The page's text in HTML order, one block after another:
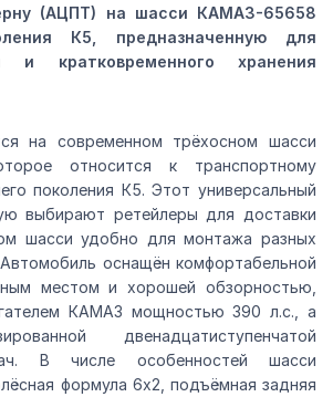
(АЦПТ) на шасси КАМАЗ-65658
К5, предназначенную для
и кратковременного хранения
на современном трёхосном шасси
относится к транспортному
поколения К5. Этот универсальный
выбирают ретейлеры для доставки
шасси удобно для монтажа разных
оснащён комфортабельной
местом и хорошей обзорностью,
КАМАЗ мощностью 390 л.с., а
двенадцатиступенчатой
В числе особенностей шасси
формула 6х2, подъёмная задняя